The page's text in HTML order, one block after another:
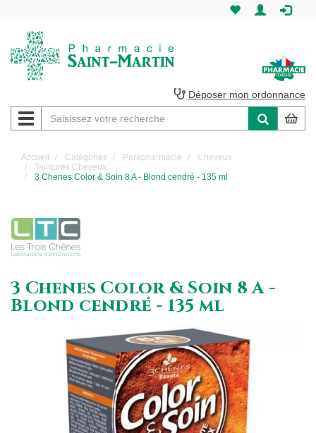
Martin
Pharmacie
Saint-
Martin
Déposer mon ordonnance
Navigation
Accueil Catégories Parapharmacie
Cheveux
Teintures Cheveux
3 Chenes Color & Soin 8 A - Blond cendré - 135 ml
3 Chenes Color & Soin 8 A -
Blond cendré - 135 ml